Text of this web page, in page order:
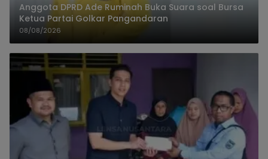
Anggota DPRD Ade Ruminah Buka Suara soal Bursa
Ketua Partai Golkar Pangandaran
08/08/2026